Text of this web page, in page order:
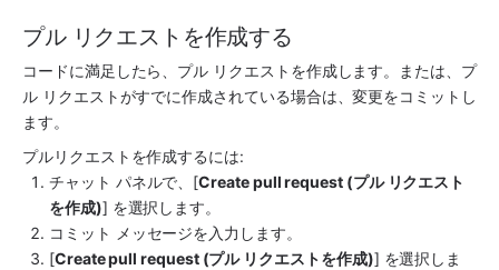
プル リクエストを作成する
コードに満足したら、プル リクエストを作成します。または、プ
ル リクエストがすでに作成されている場合は、変更をコミットし
ます。
プルリクエストを作成するには:
チャット パネルで、[Create pull request (プル リクエスト
を作成)] を選択します。
コミット メッセージを入力します。
[Create pull request (プル リクエストを作成)] を選択しま